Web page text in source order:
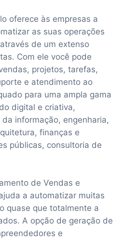
oferece às empresas a
as suas operações
de um extenso
Com ele você pode
projetos, tarefas,
e atendimento ao
para uma ampla gama
digital e criativa,
informação, engenharia,
finanças e
públicas, consultoria de
de Vendas e
a automatizar muitas
quase que totalmente a
A opção de geração de
e